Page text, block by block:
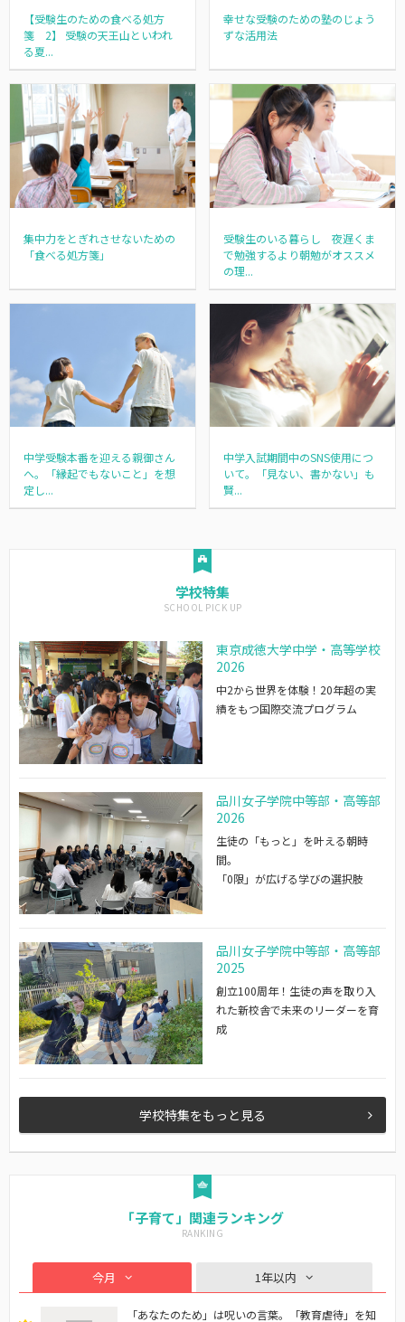
【受験生のための食べる処方
箋 2】 受験の天王山といわれ
る夏...
幸せな受験のための塾のじょう
ずな活用法
集中力をとぎれさせないための
「食べる処方箋」
受験生のいる暮らし 夜遅くま
で勉強するより朝勉がオススメ
の理...
中学受験本番を迎える親御さん
へ。「縁起でもないこと」を想
定し...
中学入試期間中のSNS使用につ
いて。「見ない、書かない」も
賢...
学校特集
東京成徳大学中学・高等学校
2026
中2から世界を体験！20年超の実
績をもつ国際交流プログラム
品川女子学院中等部・高等部
2026
生徒の「もっと」を叶える朝時
間。
「0限」が広げる学びの選択肢
品川女子学院中等部・高等部
2025
創立100周年！生徒の声を取り入
れた新校舎で未来のリーダーを育
成
学校特集をもっと見る
「子育て」関連ランキング
今月 1年以内
「あなたのため」は呪いの言葉。「教育虐待」を知